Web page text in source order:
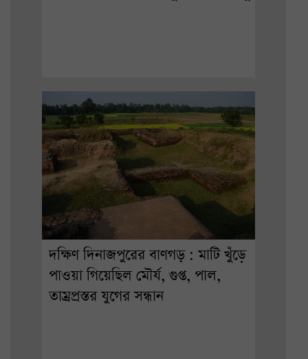
দক্ষিণ দিনাজপুরের বাণগড় : মাটি খুঁড়ে
পাওয়া গিয়েছিল মৌর্য, গুপ্ত, পাল,
তাম্রপ্রস্তর যুগের সন্ধান